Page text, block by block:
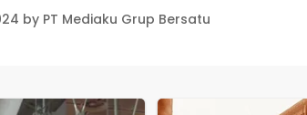
by PT Mediaku Grup Bersatu